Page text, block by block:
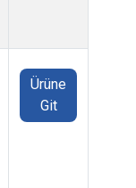
Ürüne
Git